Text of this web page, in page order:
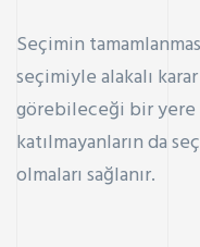
Seçimin
seçimiyle alakalı
görebileceği bir yere
katılmayanların da
olmaları sağlanır.